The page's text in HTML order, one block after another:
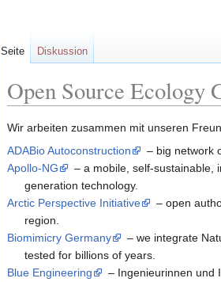
Open Source Ecology
Zur
Navigation
springen
Zur
Suche
springen
Wir arbeiten zusammen mit unseren
ADABio Autoconstruction
– big network
Apollo-NG
– a mobile, self-sustainable,
generation technology.
Arctic Perspective Initiative
– open
region.
Biomimicry Germany
– we integrate
tested for billions of years.
Blue Engineering
– Ingenieurinnen und
Seite Diskussion